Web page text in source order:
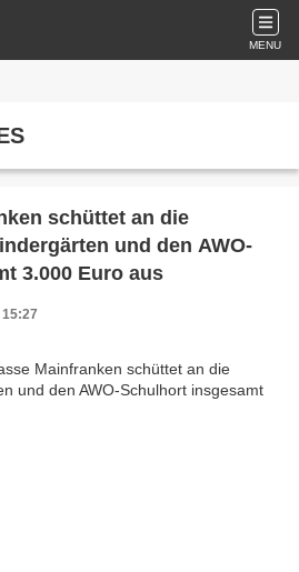
MENU
schüttet an die
und den AWO-
3.000 Euro aus